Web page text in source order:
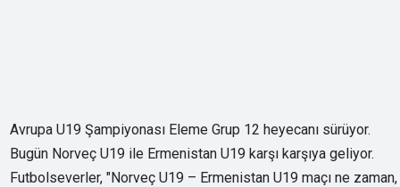
Avrupa U19 Şampiyonası Eleme Grup 12 heyecanı sürüyor.
Bugün Norveç U19 ile Ermenistan U19 karşı karşıya geliyor.
Futbolseverler, "Norveç U19 – Ermenistan U19 maçı ne zaman,